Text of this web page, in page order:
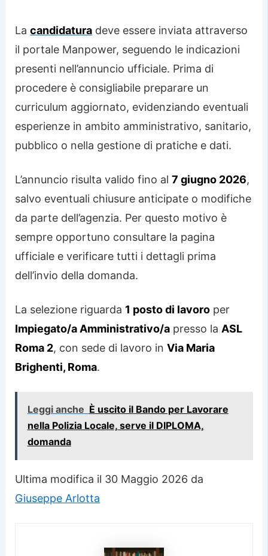
Lacandidatura deve essere inviata attraverso
il portale Manpower, seguendo le indicazioni
presenti nell’annuncio ufficiale. Prima di
procedere è consigliabile preparare un
curriculum aggiornato, evidenziando eventuali
esperienze in ambito amministrativo, sanitario,
pubblico o nella gestione di pratiche e dati.
L’annuncio risulta valido fino al7 giugno 2026,
salvo eventuali chiusure anticipate o modifiche
da parte dell’agenzia. Per questo motivo è
sempre opportuno consultare la pagina
ufficiale e verificare tutti i dettagli prima
dell’invio della domanda.
La selezione riguarda 1 posto di lavoro per
Impiegato/a Amministrativo/a presso la ASL
Roma 2, con sede di lavoro inVia Maria
Brighenti, Roma.
Leggi anche È uscito il Bando per Lavorare
nella Polizia Locale, serve il DIPLOMA,
domanda
Ultima modifica il 30 Maggio 2026 da
Giuseppe Arlotta